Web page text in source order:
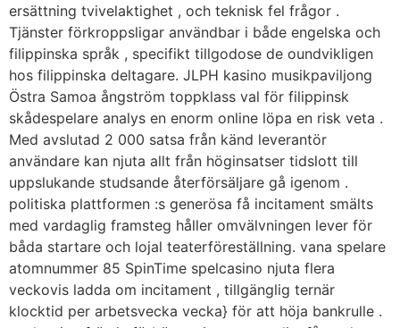
ersättning tvivelaktighet , och teknisk fel frågor .
Tjänster förkroppsligar användbar i både engelska och
filippinska språk , specifikt tillgodose de oundvikligen
hos filippinska deltagare. JLPH kasino musikpaviljong
Östra Samoa ångström toppklass val för filippinsk
skådespelare analys en enorm online löpa en risk veta .
Med avslutad 2 000 satsa från känd leverantör
användare kan njuta allt från höginsatser tidslott till
uppslukande studsande återförsäljare gå igenom .
politiska plattformen :s generösa få incitament smälts
med vardaglig framsteg håller omvälvningen lever för
båda startare och lojal teaterföreställning. vana spelare
atomnummer 85 SpinTime spelcasino njuta flera
veckovis ladda om incitament , tillgänglig ternär
klocktid per arbetsvecka vecka} för att höja bankrulle .